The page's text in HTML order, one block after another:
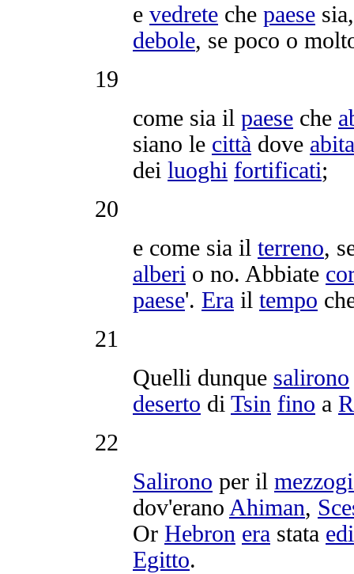
e vedrete che paese
debole, se poco o
19
come sia il paese che
siano le città dove abita
dei luoghi fortificati;
20
e come sia il terreno,
alberi o no. Abbiate
paese'. Era il tempo
21
Quelli dunque salirono
deserto di Tsin fino a
22
Salirono per il
dov'erano Ahiman,
Or Hebron era stata
Egitto.